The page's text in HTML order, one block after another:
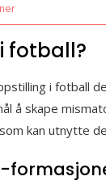
fotball?
i fotball
å skape
kan utnytte